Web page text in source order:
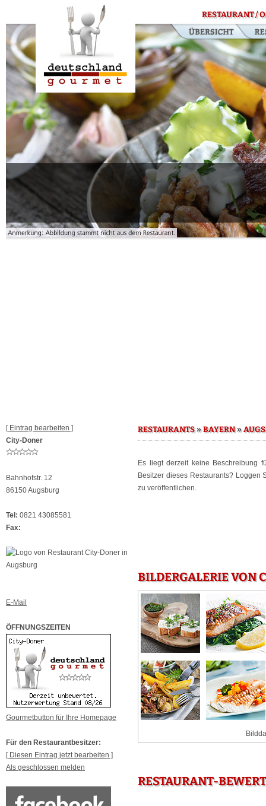
RESTAURANT /
[ Eintrag bearbeiten ]
City-Doner
Bahnhofstr. 12
86150 Augsburg
Tel: 0821 43085581
Fax:
E-Mail
ÖFFNUNGSZEITEN
Gourmetbutton für Ihre Homepage
Für den Restaurantbesitzer:
[ Diesen Eintrag jetzt bearbeiten ]
Als geschlossen melden
RESTAURANTS»BAYERN»
Es liegt derzeit keine Beschreibung
Besitzer dieses Restaurants? Loggen
zu veröffentlichen.
BILDERGALERIE VON
RESTAURANT-